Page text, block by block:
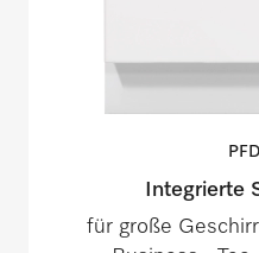
Integrierte
für große